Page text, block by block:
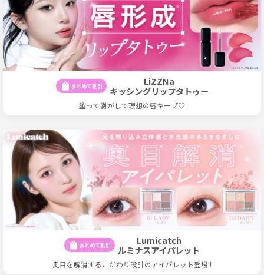
shopping_bag まとめて割引
LiZZNa
キッシングリップタトゥー
塗って剥がして理想の唇キープ♡
shopping_bag まとめて割引
Lumicatch
ルミナスアイパレット
奥目を解消するこだわり設計のアイパレット登場!!